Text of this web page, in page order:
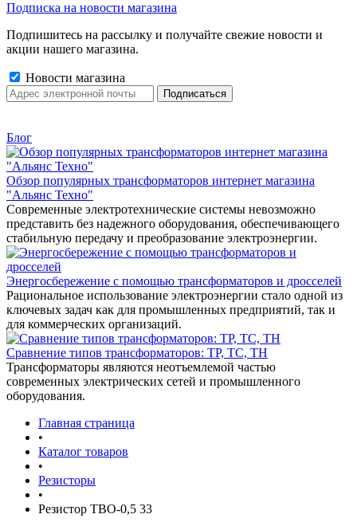
Подписка на новости магазина
Подпишитесь на рассылку и получайте свежие новости и
акции нашего магазина.
Новости магазина
Блог
Обзор популярных трансформаторов интернет магазина
"Альянс Техно"
Современные электротехнические системы невозможно
представить без надежного оборудования, обеспечивающего
стабильную передачу и преобразование электроэнергии.
Энергосбережение с помощью трансформаторов и дросселей
Рациональное использование электроэнергии стало одной из
ключевых задач как для промышленных предприятий, так и
для коммерческих организаций.
Сравнение типов трансформаторов: ТР, ТС, ТН
Трансформаторы являются неотъемлемой частью
современных электрических сетей и промышленного
оборудования.
Главная страница
•
Каталог товаров
•
Резисторы
•
Резистор ТВО-0,5 33